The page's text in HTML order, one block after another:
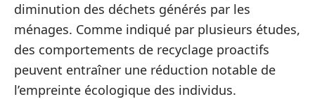
diminution des déchets générés par les
ménages. Comme indiqué par plusieurs études,
des comportements de recyclage proactifs
peuvent entraîner une réduction notable de
l’empreinte écologique des individus.